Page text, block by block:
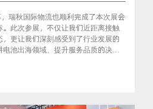
瑞秋国际物流也顺利完成了本次展会
此次参展，不仅让我们近距离接触
更让我们深刻感受到了行业发展的
池出海领域、提升服务品质的决